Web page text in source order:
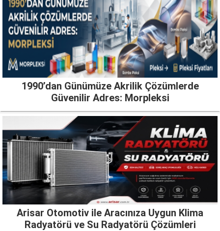
1990’dan Günümüze Akrilik Çözümlerde
Güvenilir Adres: Morpleksi
Arisar Otomotiv ile Aracınıza Uygun Klima
Radyatörü ve Su Radyatörü Çözümleri